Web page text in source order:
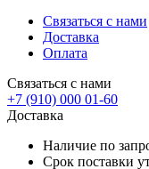
Связаться с нами
Доставка
Оплата
Связаться с нами
+7 (910) 000 01-60
Доставка
Наличие по
Срок поставки